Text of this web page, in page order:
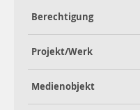
Berechtigung
Projekt/Werk
Medienobjekt